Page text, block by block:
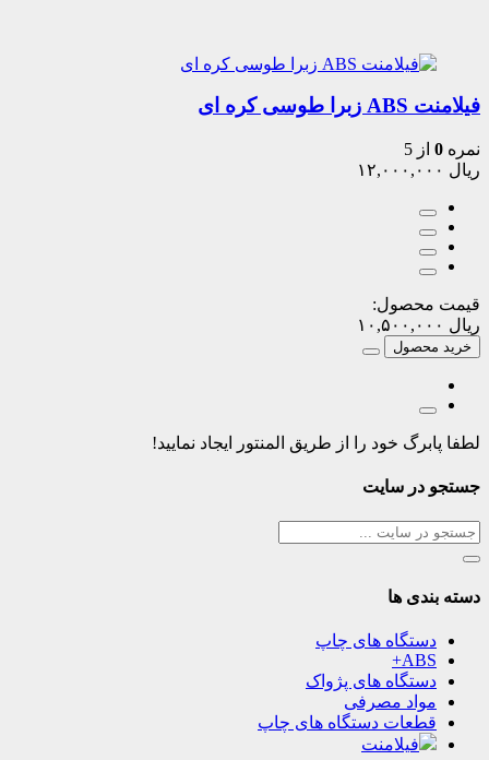
فیلامنت ABS زبرا طوسی کره ای
نمره 0 از 5
ریال
قیمت محصول:
ریال
خرید محصول
لطفا پابرگ خود را از طریق المنتور ایجاد نمایید!
جستجو در سایت
دسته بندی ها
دستگاه های چاپ
ABS+
دستگاه های پژواک
مواد مصرفی
قطعات دستگاه های چاپ
فیلامنت